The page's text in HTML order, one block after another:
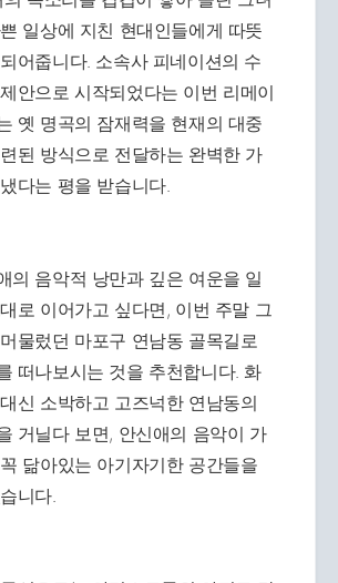
일상에 지친 현대인들에게 따뜻
어줍니다. 소속사 피네이션의 수
안으로 시작되었다는 이번 리메이
옛 명곡의 잠재력을 현재의 대중
된 방식으로 전달하는 완벽한 가
다는 평을 받습니다.
의 음악적 낭만과 깊은 여운을 일
로 이어가고 싶다면, 이번 주말 그
물렀던 마포구 연남동 골목길로
떠나보시는 것을 추천합니다. 화
신 소박하고 고즈넉한 연남동의
거닐다 보면, 안신애의 음악이 가
닮아있는 아기자기한 공간들을
니다.